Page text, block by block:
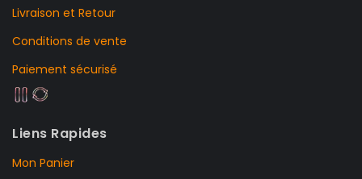
Livraison et Retour
Conditions de vente
Paiement sécurisé
Liens Rapides
Mon Panier